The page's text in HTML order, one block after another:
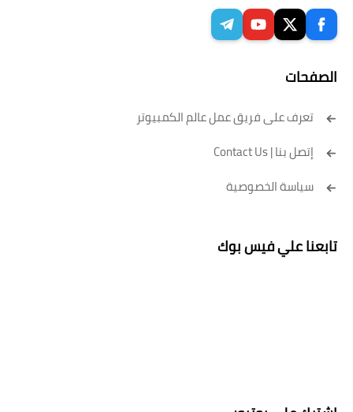
الصفحات
تعرف على فريق عمل عالم الكمبيوتر
إتصل بنا | Contact Us
سياسة الخصوصية
تابعنا علي فيس بوك